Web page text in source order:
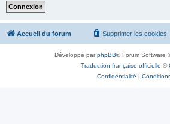
Accueil du forum Supprimer les cookies
Développé parphpBB® Forum Software
Traduction française officielle ©
Confidentialité |